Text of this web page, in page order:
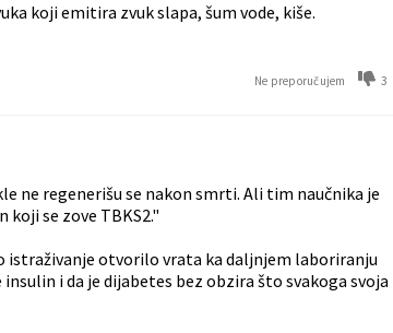
koji emitira zvuk slapa, šum vode, kiše.
Ne preporučujem 3
ne regenerišu se nakon smrti. Ali tim naučnika je
se zove TBKS2."
istraživanje otvorilo vrata ka daljnjem laboriranju
i da je dijabetes bez obzira što svakoga svoja